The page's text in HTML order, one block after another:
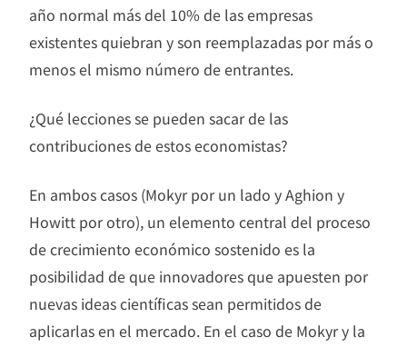
año normal más del 10% de las empresas
existentes quiebran y son reemplazadas por más o
menos el mismo número de entrantes.
¿Qué lecciones se pueden sacar de las
contribuciones de estos economistas?
En ambos casos (Mokyr por un lado y Aghion y
Howitt por otro), un elemento central del proceso
de crecimiento económico sostenido es la
posibilidad de que innovadores que apuesten por
nuevas ideas científicas sean permitidos de
aplicarlas en el mercado. En el caso de Mokyr y la